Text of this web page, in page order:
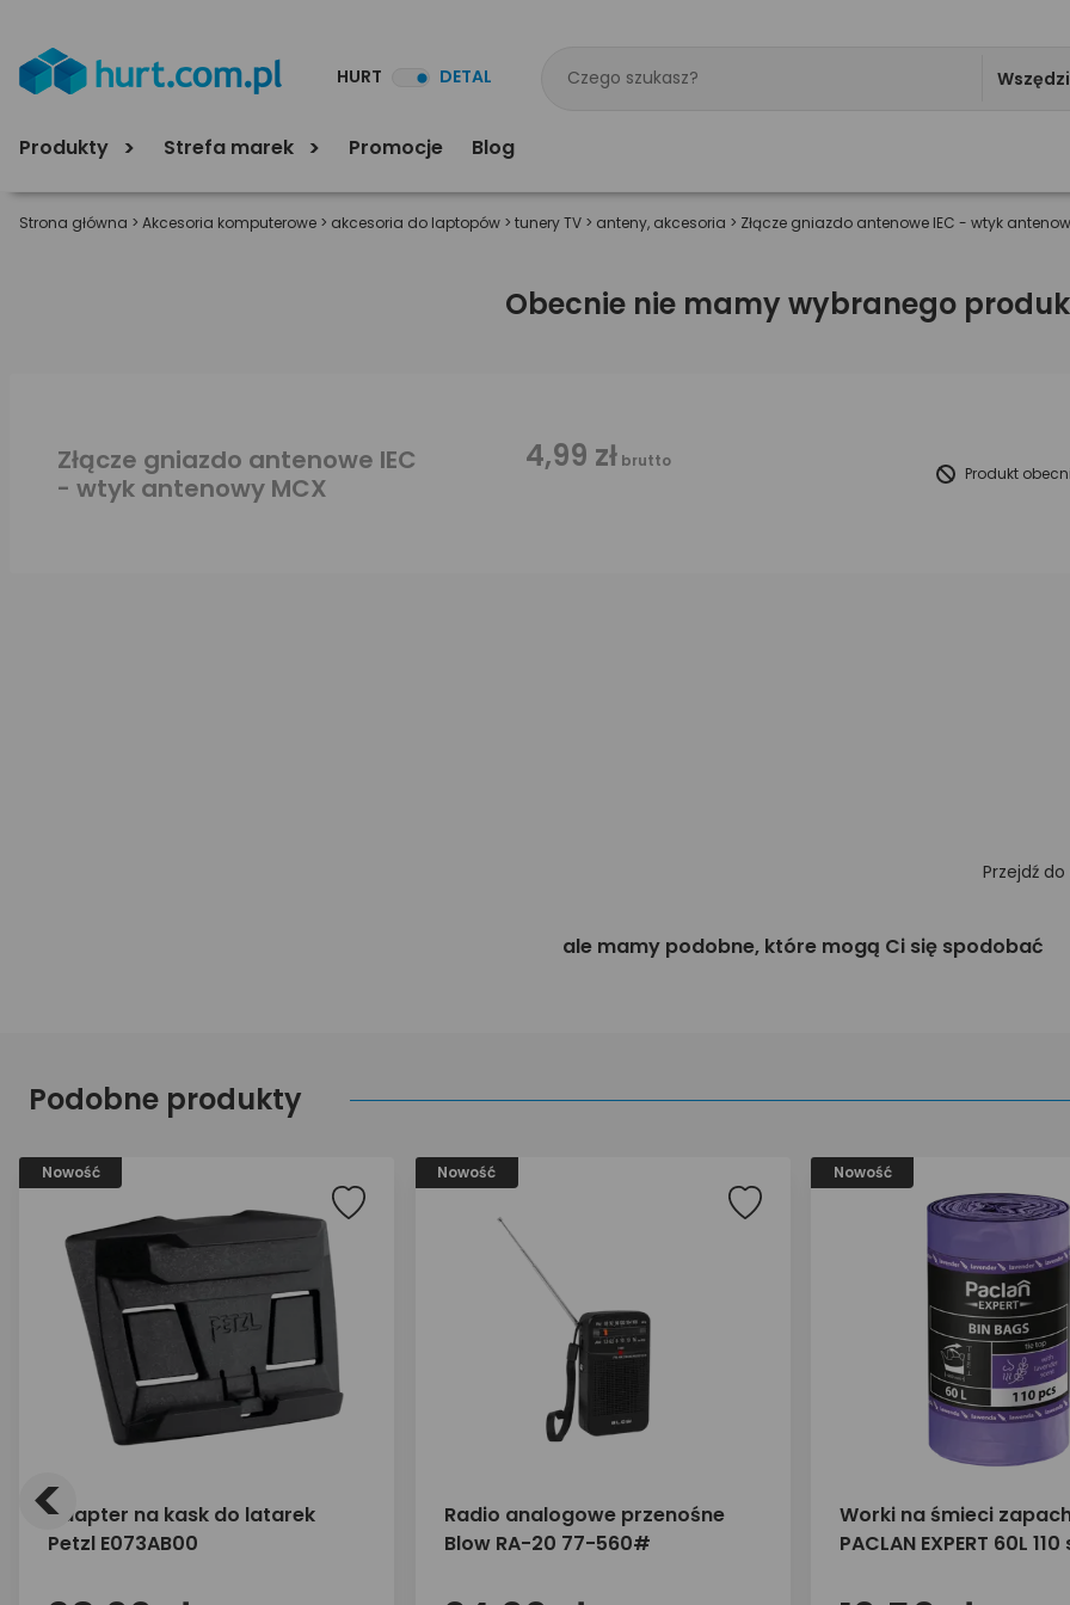
HURT DETAL
Produkty Strefa marek Promocje Blog
Strona główna > Akcesoria komputerowe > akcesoria do laptopów > tunery TV > anteny, akcesoria > Złącze gniazdo antenowe IEC - wtyk
Obecnie nie mamy wybranego
Złącze gniazdo antenowe IEC
- wtyk antenowy MCX
4,99 zł brutto
Produkt
Przejdź do
ale mamy podobne, które mogą Ci się spodobać
Podobne produkty
Nowość
adapter na kask do latarek
Petzl E073AB00
Nowość
Radio analogowe przenośne
Blow RA-20 77-560#
Nowość
Worki na śmieci
PACLAN EXPERT 60L
<